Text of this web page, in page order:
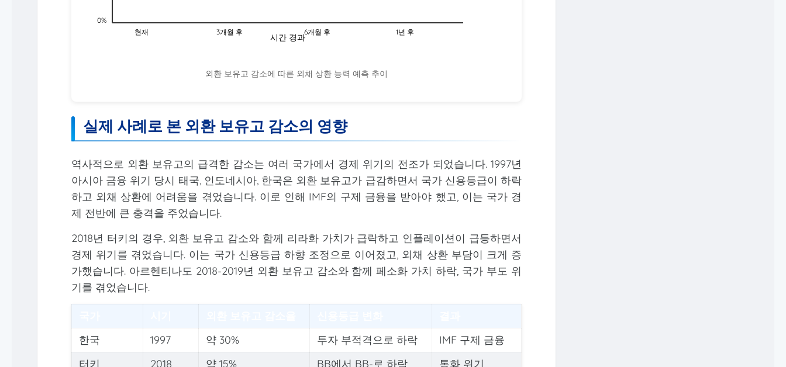
시간 경과
현재 3개월 후 6개월 후 1년 후
0%
외환 보유고 감소에 따른 외채 상환 능력 예측 추이
실제 사례로 본 외환 보유고 감소의 영향
역사적으로 외환 보유고의 급격한 감소는 여러 국가에서 경제 위기의 전조가 되었습니다. 1997년
아시아 금융 위기 당시 태국, 인도네시아, 한국은 외환 보유고가 급감하면서 국가 신용등급이 하락
하고 외채 상환에 어려움을 겪었습니다. 이로 인해 IMF의 구제 금융을 받아야 했고, 이는 국가 경
제 전반에 큰 충격을 주었습니다.
2018년 터키의 경우, 외환 보유고 감소와 함께 리라화 가치가 급락하고 인플레이션이 급등하면서
경제 위기를 겪었습니다. 이는 국가 신용등급 하향 조정으로 이어졌고, 외채 상환 부담이 크게 증
가했습니다. 아르헨티나도 2018-2019년 외환 보유고 감소와 함께 페소화 가치 하락, 국가 부도 위
기를 겪었습니다.
한국
1997 약 30% 투자 부적격으로 하락
IMF 구제 금융
터키
2018 약 15% BB에서 BB-로 하락 통화 위기